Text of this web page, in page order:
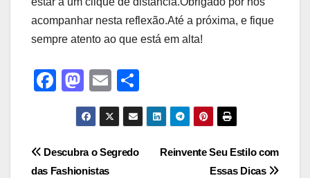
acompanhar ‌nesta reflexão.Até ⁤a próxima, e fique
sempre⁤ atento ⁣ao que ⁢está em alta!
F
e
b
M
a
st
o
d
E
m
ail
h
ar
Navegação
Reinvente Seu Estilo com
Essas Dicas
Descubra o Segredo
das Fashionistas